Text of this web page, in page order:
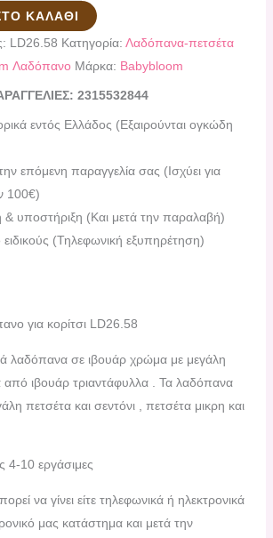
ΚΑΛΆΘΙ
LD26.58 Κατηγορία: Λαδόπανα-πετσέτα
Λαδόπανο Μάρκα: Babybloom
2315532844
εντός Ελλάδος (Εξαιρούνται ογκώδη
επόμενη παραγγελία σας (Ισχύει για
100€)
υποστήριξη (Και μετά την παραλαβή)
(Τηλεφωνική εξυπηρέτηση)
για κορίτσι LD26.58
λαδόπανα σε ιβουάρ χρώμα με μεγάλη
από ιβουάρ τριαντάφυλλα . Τα λαδόπανα
πετσέτα και σεντόνι , πετσέτα μικρη και
10 εργάσιμες
να γίνει είτε τηλεφωνικά ή ηλεκτρονικά
μας κατάστημα και μετά την